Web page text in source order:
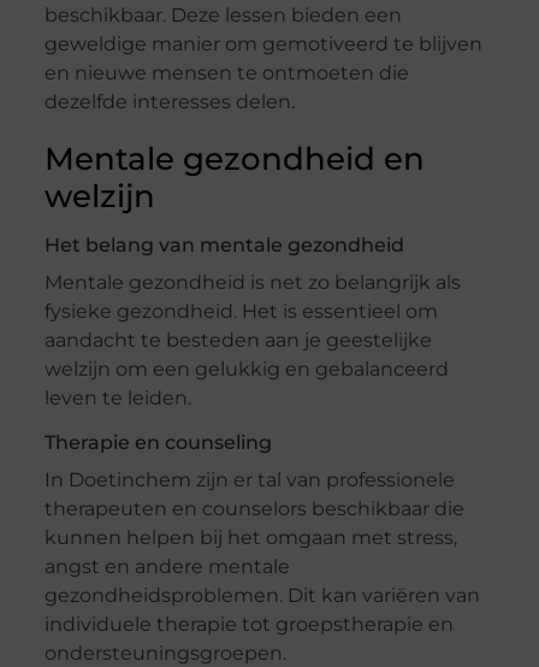
beschikbaar. Deze lessen bieden een
geweldige manier om gemotiveerd te blijven
en nieuwe mensen te ontmoeten die
dezelfde interesses delen.
Mentale gezondheid en
welzijn
Het belang van mentale gezondheid
Mentale gezondheid is net zo belangrijk als
fysieke gezondheid. Het is essentieel om
aandacht te besteden aan je geestelijke
welzijn om een gelukkig en gebalanceerd
leven te leiden.
Therapie en counseling
In Doetinchem zijn er tal van professionele
therapeuten en counselors beschikbaar die
kunnen helpen bij het omgaan met stress,
angst en andere mentale
gezondheidsproblemen. Dit kan variëren van
individuele therapie tot groepstherapie en
ondersteuningsgroepen.